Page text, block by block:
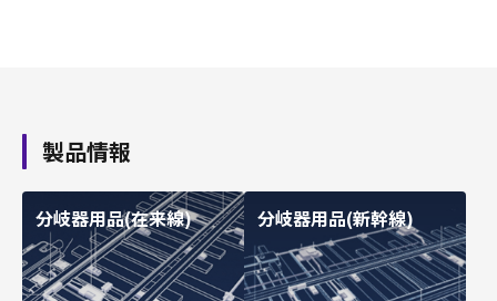
製品情報
分岐器用品(在来線) 分岐器用品(新幹線)